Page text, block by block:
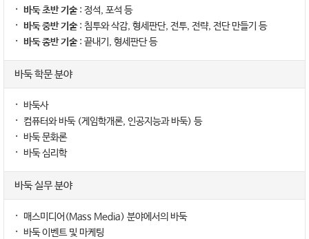
바둑 초반 기술: 정석, 포석 등
바둑 중반 기술: 침투와 삭감, 형세판단, 전투, 전략, 전단 만들기 등
바둑 종반 기술: 끝내기, 형세판단 등
바둑 학문 분야
바둑사
컴퓨터와 바둑 (게임학개론, 인공지능과 바둑) 등
바둑 문화론
바둑 심리학
바둑 실무 분야
매스미디어(Mass Media) 분야에서의 바둑
바둑 이벤트 및 마케팅